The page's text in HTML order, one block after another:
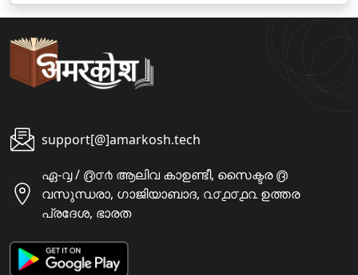
support[@]amarkosh.tech
ഏ-൮ / ൫൦൪ ആലിവ കാഉണ്ടീ, സൈക്ടര ൫
വസുന്ധരാ, ഗാജിയാബാദ, ൨൦൧൦൧൨ ഉത്തര
പ്രദേശ, ഭാരത